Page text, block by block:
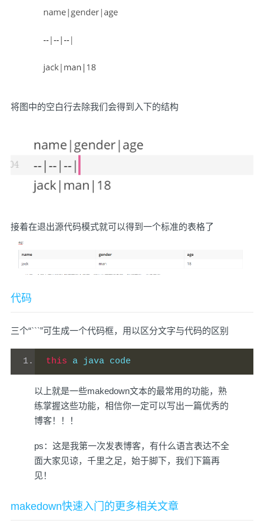
将图中的空白行去除我们会得到入下的结构
接着在退出源代码模式就可以得到一个标准的表格了
代码
三个“```”可生成一个代码框，用以区分文字与代码的区别
this a java code
以上就是一些makedown文本的最常用的功能，熟
练掌握这些功能，相信你一定可以写出一篇优秀的
博客！！！
ps：这是我第一次发表博客，有什么语言表达不全
面大家见谅，千里之足，始于脚下，我们下篇再
见！
makedown快速入门的更多相关文章